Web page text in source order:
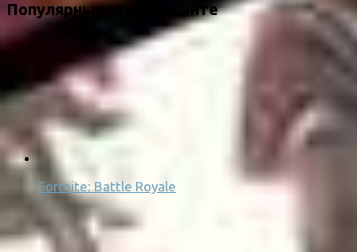
Популярные игры на сайте
Fortnite: Battle Royale